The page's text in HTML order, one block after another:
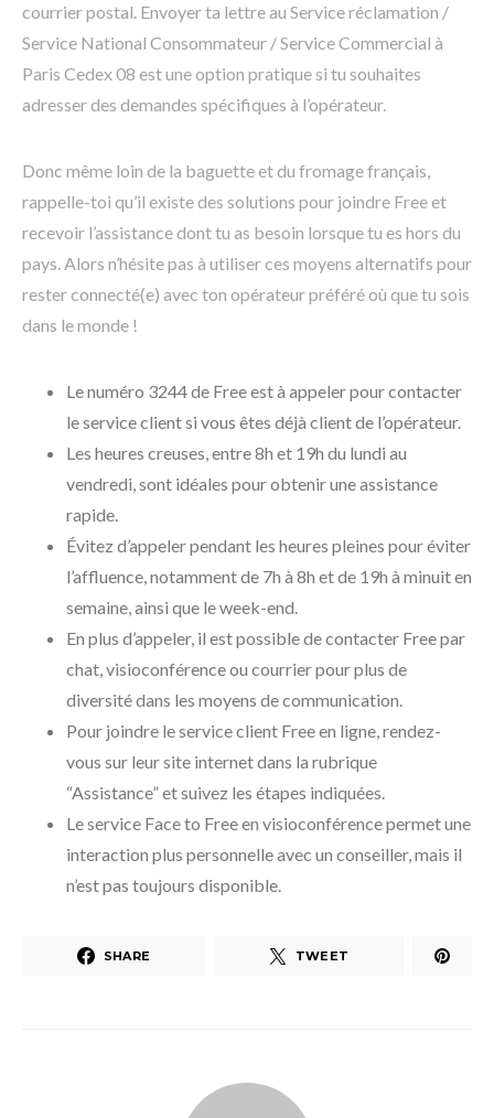
courrier postal. Envoyer ta lettre au Service réclamation /
Service National Consommateur / Service Commercial à
Paris Cedex 08 est une option pratique si tu souhaites
adresser des demandes spécifiques à l’opérateur.
Donc même loin de la baguette et du fromage français,
rappelle-toi qu’il existe des solutions pour joindre Free et
recevoir l’assistance dont tu as besoin lorsque tu es hors du
pays. Alors n’hésite pas à utiliser ces moyens alternatifs pour
rester connecté(e) avec ton opérateur préféré où que tu sois
dans le monde !
Le numéro 3244 de Free est à appeler pour contacter
le service client si vous êtes déjà client de l’opérateur.
Les heures creuses, entre 8h et 19h du lundi au
vendredi, sont idéales pour obtenir une assistance
rapide.
Évitez d’appeler pendant les heures pleines pour éviter
l’affluence, notamment de 7h à 8h et de 19h à minuit en
semaine, ainsi que le week-end.
En plus d’appeler, il est possible de contacter Free par
chat, visioconférence ou courrier pour plus de
diversité dans les moyens de communication.
Pour joindre le service client Free en ligne, rendez-
vous sur leur site internet dans la rubrique
“Assistance” et suivez les étapes indiquées.
Le service Face to Free en visioconférence permet une
interaction plus personnelle avec un conseiller, mais il
n’est pas toujours disponible.
SHARE TWEET